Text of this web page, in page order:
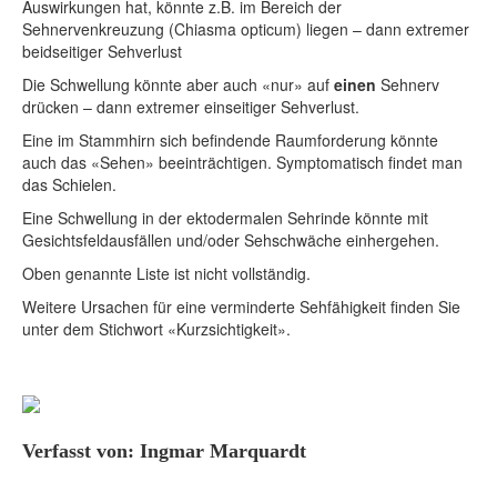
Auswirkungen hat, könnte z.B. im Bereich der
Sehnervenkreuzung (Chiasma opticum) liegen – dann extremer
beidseitiger Sehverlust
Die Schwellung könnte aber auch «nur» auf einen Sehnerv
drücken – dann extremer einseitiger Sehverlust.
Eine im Stammhirn sich befindende Raumforderung könnte
auch das «Sehen» beeinträchtigen. Symptomatisch findet man
das Schielen.
Eine Schwellung in der ektodermalen Sehrinde könnte mit
Gesichtsfeldausfällen und/oder Sehschwäche einhergehen.
Oben genannte Liste ist nicht vollständig.
Weitere Ursachen für eine verminderte Sehfähigkeit finden Sie
unter dem Stichwort «Kurzsichtigkeit».
Verfasst von: Ingmar Marquardt